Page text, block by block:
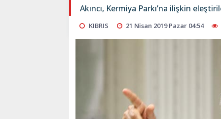
Akıncı, Kermiya Parkı’na ilişkin
KIBRIS 21 Nisan 2019 Pazar 04:54